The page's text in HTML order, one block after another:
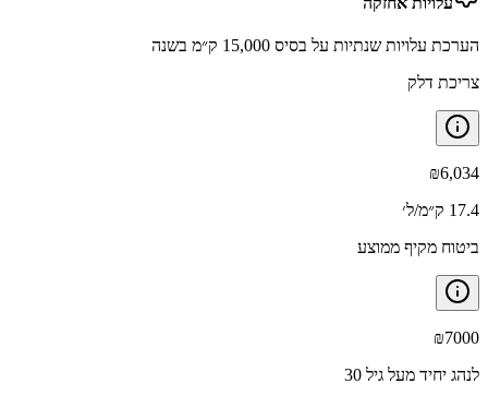
הערכת עלויות שנתיות על בסיס 15,000 ק״מ בשנה
צריכת דלק
₪6,034
17.4 ק״מ/ל׳
ביטוח מקיף ממוצע
₪7000
לנהג יחיד מעל גיל 30